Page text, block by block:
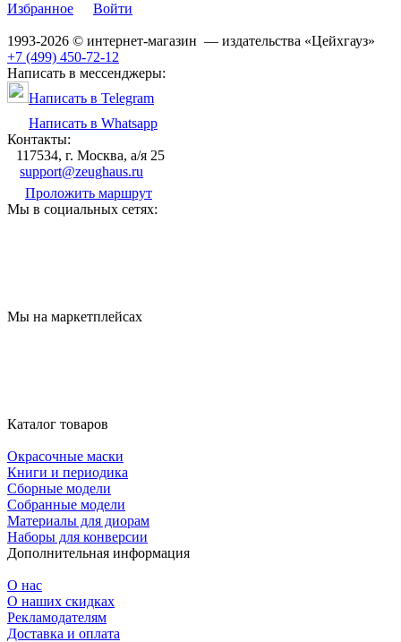
Избранное
Войти
1993-2026 © интернет-магазин — издательства «Цейхгауз»
+7 (499) 450-72-12
Написать в мессенджеры:
Написать в Telegram
Написать в Whatsapp
Контакты:
117534, г. Москва, а/я 25
support@zeughaus.ru
Проложить маршрут
Мы в социальных сетях:
Мы на маркетплейсах
Каталог товаров
Окрасочные маски
Книги и периодика
Сборные модели
Собранные модели
Материалы для диорам
Наборы для конверсии
Дополнительная информация
О нас
О наших скидках
Рекламодателям
Доставка и оплата